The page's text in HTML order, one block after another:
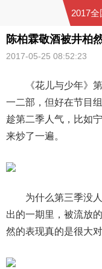
2017
陈柏霖敬酒被井柏
2017-05-25 08:52:23
《花儿与少年》
一二部，但好在节目
趁第二季人气，比如
来炒了一遍。
为什么第三季没
出的一期里，被流放的
然的表现真的是很大对